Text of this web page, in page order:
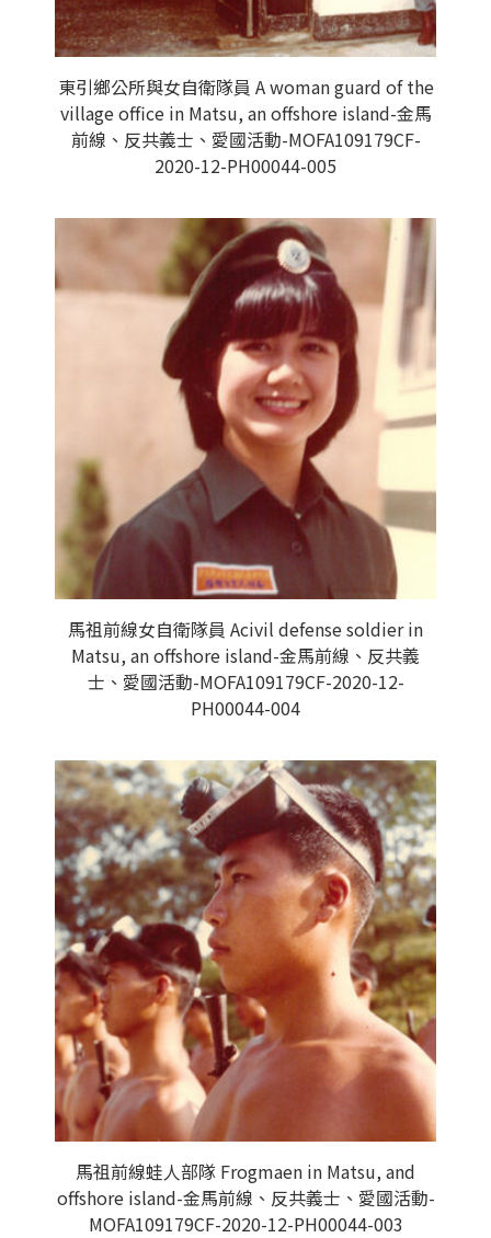
東引鄉公所與女自衛隊員 A woman guard of the
village office in Matsu, an offshore island-金馬
前線、反共義士、愛國活動-MOFA109179CF-
2020-12-PH00044-005
馬祖前線女自衛隊員 Acivil defense soldier in
Matsu, an offshore island-金馬前線、反共義
士、愛國活動-MOFA109179CF-2020-12-
PH00044-004
馬祖前線蛙人部隊 Frogmaen in Matsu, and
offshore island-金馬前線、反共義士、愛國活動-
MOFA109179CF-2020-12-PH00044-003